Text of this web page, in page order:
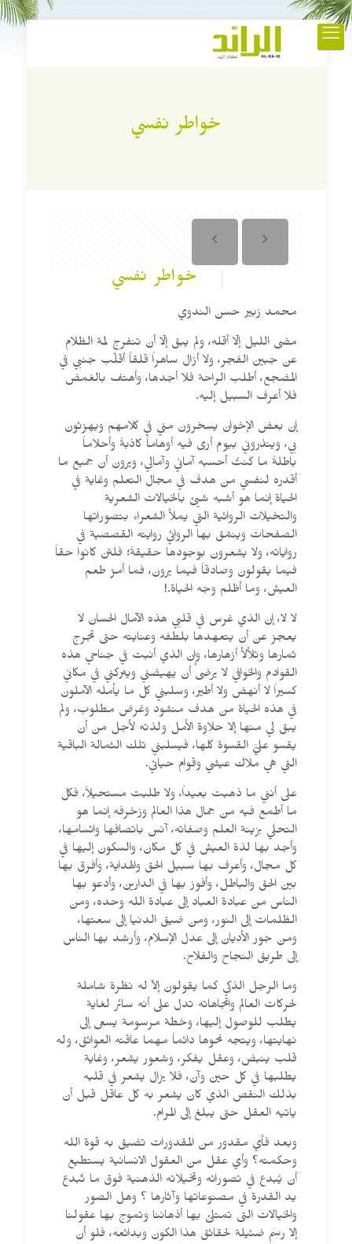
خواطر نفسي
خواطر نفسي
محمد زبير حسن الندوي
مضى الليل إلّا أقله، ولم يبق إلّا أن تنفرج لمة الظلام
عن جبين الفجر، ولا أزال ساهراً قلقاً أقلّب جنبي في
المضجع، أطلب الراحة فلا أجدها، وأهتف بالغمض
فلا أعرف السبيل إليه.
إن بعض الإخوان يسخرون مني في كلامهم ويهزئون
بي، وينذروني بيوم أرى فيه أوهاماً كاذبةً وأحلاماً
باطلةً ما كنتُ أحسبه آماني وآمالي، ويرون أن جميع ما
أقدره لنفسي من هدف في مجال التعلم وغاية في
الحياة إنما هو أشبه شيئ بالخيالات الشعرية
والتخيلات الروائية التي يملأ الشعراء بتصوراتها
الصفحات وينمّق بها الروائي روايته القصصية في
رواياته، ولا يشعرون بوجودها حقيقةً؛ فلئن كانوا حقاً
فيما يقولون وصادقاً فيما يرون، فما أمرّ طعم
العيش، وما أظلم وجه الحياة.!
لا لا، إن الذي غرس في قلبي هذه الآمال الحسان لا
يعجز عن أن يتعهدها بلطفه وعنايته حتى تجرج
ثمارها وتلألأ أزهارها، وإن الذي أنبت في جناحي هذه
القوادم والخوافي لا يرضى أن يهيضني ويتركني في مكاني
كسيراً لا أنهض ولا أطير، وسلبني كل ما يأمله الآملون
في هذه الحياة من هدف منشود وغرض مطلوب، ولم
يبق لي منها إلا حلاوة الأمل ولذته لأجل من أن
يقسو عليَّ القسوة كلها، فيسلبني تلك الثمالة الباقية
التي هي ملاك عيشي وقوام حياتي.
على أنني ما ذهبت بعيداً، ولا طلبت مستحيلاً، فكل
ما أطمع فيه من جمال هذا العالم وزخرفه إنما هو
التحلي بزينة العلم وصفاته، آنس باتصافها واتسامها،
وأجد بها لذة العيش في كل مكان، والسكون إليها في
كل مجال، وأعرف بها سبيل الحق والهداية، وأفرق بها
بين الحق والباطل، وأفوز بها في الدارين، وأدعو بها
الناس من عبادة العباد إلى عبادة الله وحده، ومن
الظلمات إلى النور، ومن ضيق الدنيا إلى سعتها،
ومن جور الأديان إلى عدل الإسلام، وأرشد بها الناس
إلى طريق النجاح والفلاح.
وما الرجل الذكي كما يقولون إلاّ له نظرة شاملة
لحركات العالم واتجاهاته تدل على أنه سائر لغاية
يطلب للوصول إليها، وخطة مرسومة يسعى إلى
نهايتها، ويتجه نحوها دائماً مهما عاقته العوائق، وله
قلب ينبض، وعقل يفكر، وشعور يشعر، وغاية
يطلبها في كل حين وآن، فلا يزال يشعر في قلبه
بذلك النقص الذي كان يشعر به كل عاقل قبل أن
ياتيه العقل حتى يبلغ إلى المرام.
وبعد فأي مقدور من المقدورات تضيق به قوة الله
وحكمته؟ وأي عقل من العقول الانسانية يستطيع
أن يُبدع في تصوراته وتخيلاته الذهنية فوق ما تُبدع
يد القدرة في مصنوعاتها وآثارها ؟ وهل الصور
والخيالات التى تمتلئ بها أذهاننا وتموج بها عقولنا
إلا رسم ضئيلة لحقائق هذا الكون وبدائعه، فلو أن